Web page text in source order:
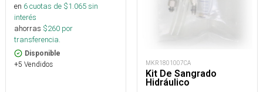
en 6cuotas de $1.065sin
interés
ahorras $260 por
transferencia.
Disponible
+5 Vendidos MKR1801007CA
Kit De Sangrado
Hidráulico